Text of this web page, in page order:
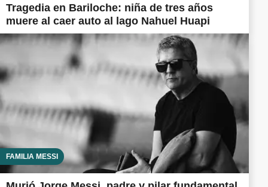
Tragedia en Bariloche: niña de tres años
muere al caer auto al lago Nahuel Huapi
FAMILIA MESSI